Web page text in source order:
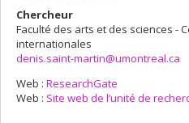
Chercheur
Faculté des arts et des sciences -
internationales
denis.saint-martin@umontreal.ca
Web : ResearchGate
Web : Site web de l’unité de